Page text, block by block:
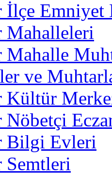
İlçe
Mahalleleri
Mahalle
ve
Kültür
Nöbetçi
Bilgi Evleri
Semtleri